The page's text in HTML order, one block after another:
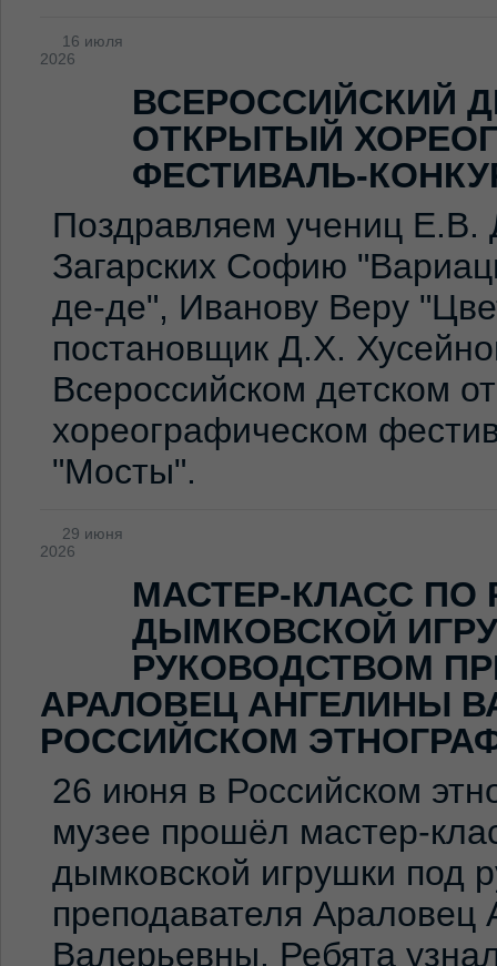
16 июля
2026
ВСЕРОССИЙСКИЙ
ОТКРЫТЫЙ
ФЕСТИВАЛЬ-
Поздравляем учениц Е.В.
Загарских Софию
де-де", Иванову Веру
постановщик Д.Х.
Всероссийском детском
хореографическом
"Мосты".
29 июня
2026
МАСТЕР-КЛАСС ПО
ДЫМКОВСКОЙ
РУКОВОДСТВОМ
АРАЛОВЕЦ АНГЕЛИНЫ
РОССИЙСКОМ
26 июня в Российском
музее прошёл мастер-
дымковской игрушки под
преподавателя Араловец
Валерьевны. Ребята